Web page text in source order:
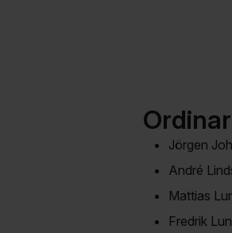
Jörgen
André
Mattias
Fredrik